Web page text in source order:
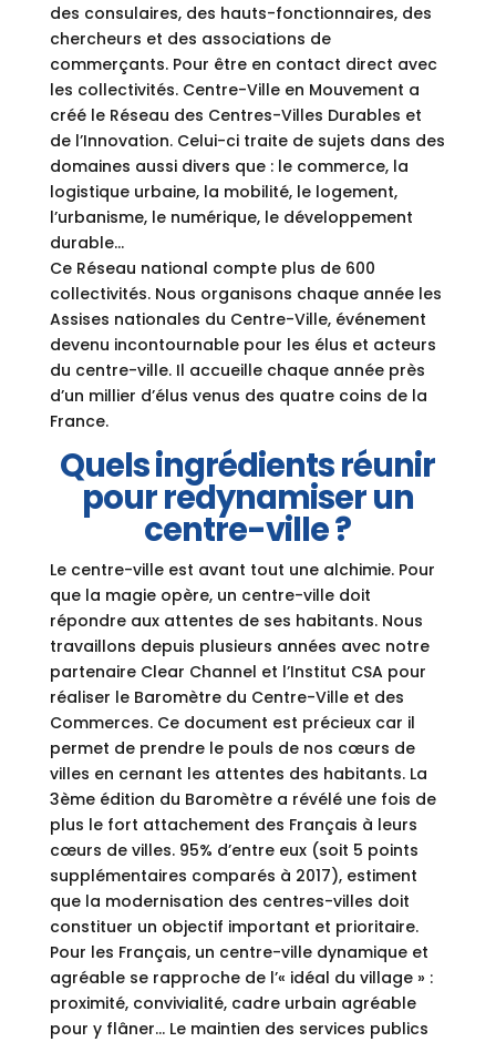
des consulaires, des hauts-fonctionnaires, des
chercheurs et des associations de
commerçants. Pour être en contact direct avec
les collectivités. Centre-Ville en Mouvement a
créé le Réseau des Centres-Villes Durables et
de l’Innovation. Celui-ci traite de sujets dans des
domaines aussi divers que : le commerce, la
logistique urbaine, la mobilité, le logement,
l’urbanisme, le numérique, le développement
durable…
Ce Réseau national compte plus de 600
collectivités. Nous organisons chaque année les
Assises nationales du Centre-Ville, événement
devenu incontournable pour les élus et acteurs
du centre-ville. Il accueille chaque année près
d’un millier d’élus venus des quatre coins de la
France.
Quels ingrédients réunir
pour redynamiser un
centre-ville ?
Le centre-ville est avant tout une alchimie. Pour
que la magie opère, un centre-ville doit
répondre aux attentes de ses habitants. Nous
travaillons depuis plusieurs années avec notre
partenaire Clear Channel et l’Institut CSA pour
réaliser le Baromètre du Centre-Ville et des
Commerces. Ce document est précieux car il
permet de prendre le pouls de nos cœurs de
villes en cernant les attentes des habitants. La
3ème édition du Baromètre a révélé une fois de
plus le fort attachement des Français à leurs
cœurs de villes. 95% d’entre eux (soit 5 points
supplémentaires comparés à 2017), estiment
que la modernisation des centres-villes doit
constituer un objectif important et prioritaire.
Pour les Français, un centre-ville dynamique et
agréable se rapproche de l’« idéal du village » :
proximité, convivialité, cadre urbain agréable
pour y flâner… Le maintien des services publics